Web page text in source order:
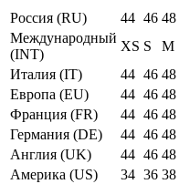
Россия (RU)
44 46 48
Международный
(INT)
XS S M
Италия (IT)
44 46 48
Европа (EU)
44 46 48
Франция (FR)
44 46 48
Германия (DE)
44 46 48
Англия (UK)
44 46 48
Америка (US)
34 36 38